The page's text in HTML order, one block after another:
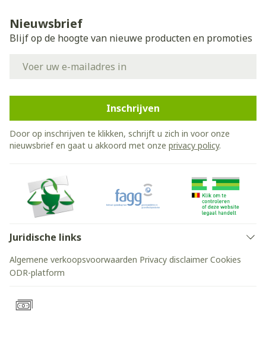
Nieuwsbrief
Blijf op de hoogte van nieuwe producten en promoties
Inschrijven
Door op inschrijven te klikken, schrijft u zich in voor onze
nieuwsbrief en gaat u akkoord met onze privacy policy.
Juridische links
Algemene verkoopsvoorwaarden Privacy disclaimer Cookies
ODR-platform